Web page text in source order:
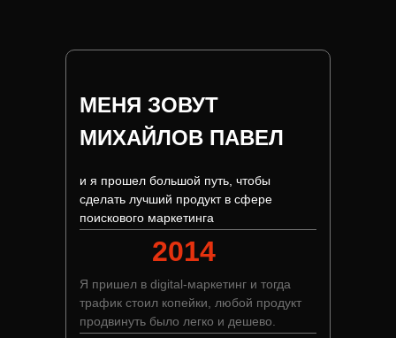
МЕНЯ ЗОВУТ
МИХАЙЛОВ ПАВЕЛ
и я прошел большой путь, чтобы
сделать лучший продукт в сфере
поискового маркетинга
2014
Я пришел в digital-маркетинг и тогда
трафик стоил копейки, любой продукт
продвинуть было легко и дешево.